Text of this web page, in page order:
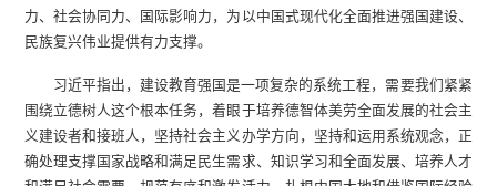
力、社会协同力、国际影响力，为以中国式现代化全面推进强国建设、
民族复兴伟业提供有力支撑。
习近平指出，建设教育强国是一项复杂的系统工程，需要我们紧紧
围绕立德树人这个根本任务，着眼于培养德智体美劳全面发展的社会主
义建设者和接班人，坚持社会主义办学方向，坚持和运用系统观念，正
确处理支撑国家战略和满足民生需求、知识学习和全面发展、培养人才